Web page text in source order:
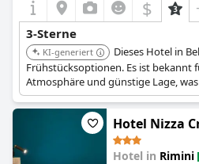
$
3-Sterne
KI-generiert
Dieses Hotel in
Frühstücksoptionen. Es ist bekannt
Atmosphäre und günstige Lage,
preisbewusste Reisende macht.
Hotel Nizza
Hotel in Rimini